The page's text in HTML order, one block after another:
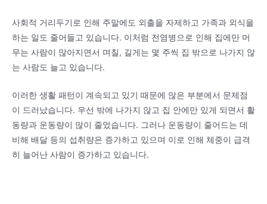
사회적 거리두기로 인해 주말에도 외출을 자제하고 가족과 외식을
하는 일도 줄어들고 있습니다. 이처럼 전염병으로 인해 집에만 머
무는 사람이 많아지면서 며칠, 길게는 몇 주씩 집 밖으로 나가지 않
는 사람도 늘고 있습니다.
이러한 생활 패턴이 계속되고 있기 때문에 많은 부분에서 문제점
이 드러났습니다. 우선 밖에 나가지 않고 집 안에만 있게 되면서 활
동량과 운동량이 많이 줄었습니다. 그러나 운동량이 줄어드는 데
비해 배달 등의 섭취량은 증가하고 있으며 이로 인해 체중이 급격
히 늘어난 사람이 증가하고 있습니다.